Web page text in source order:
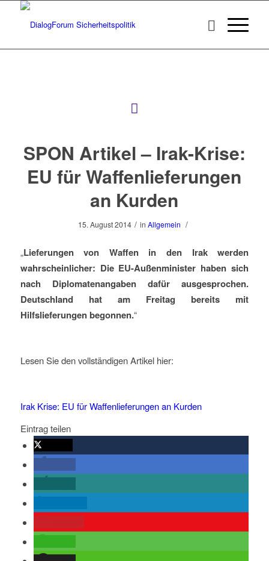
SPON Artikel – Irak-Krise:
EU für Waffenlieferungen
an Kurden
15. August 2014 / in Allgemein /
„Lieferungen von Waffen in den Irak werden
wahrscheinlicher: Die EU-Außenminister haben sich
nach Diplomatenangaben dafür ausgesprochen.
Deutschland hat am Freitag bereits mit
Hilfslieferungen begonnen.“
Lesen Sie den vollständigen Artikel hier:
Irak Krise: EU für Waffenlieferungen an Kurden
Eintrag teilen